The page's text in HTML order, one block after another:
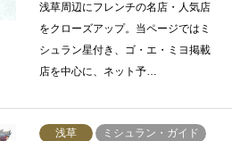
浅草周辺にフレンチの名店・人気店
をクローズアップ。当ページではミ
シュラン星付き、ゴ・エ・ミヨ掲載
店を中心に、ネット予…
浅草 ミシュラン・ガイド